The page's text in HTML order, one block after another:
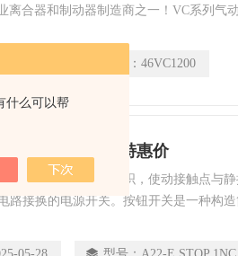
什么可以帮
离合器和制动器制造商之一！VC系列气
型号： 46VC1200
E.STOP 1NO特惠价
按键促进传动系统组织，使动接触点与
路接换的电源开关。按钮开关是一种构造
纵数据信号以操纵交流接触器、汽车继电